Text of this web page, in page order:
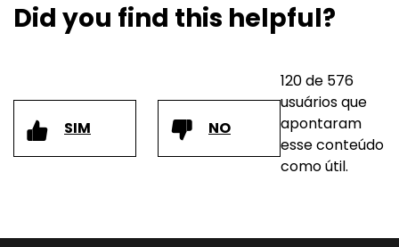
Did you find this helpful?
SIM NO
120 de 576
usuários que
apontaram
esse conteúdo
como útil.